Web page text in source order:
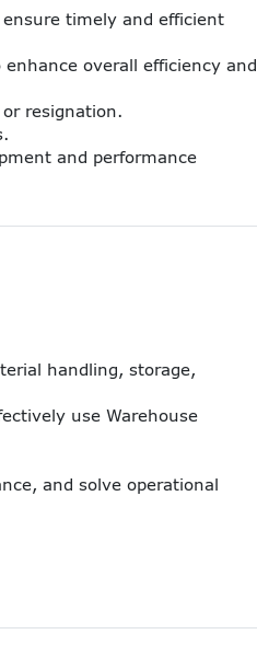
ensure timely and efficient
overall efficiency and
resignation.
and performance
handling, storage,
use Warehouse
and solve operational